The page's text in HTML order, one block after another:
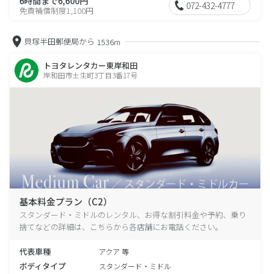
免責補償制度1,100円 072-432-4777
貝塚半田郵便局から 1536m
トヨタレンタカー東岸和田
岸和田市土生町3丁目3番17号
基本料金プラン（C2）
スタンダード・ミドルのレンタル、お得な割引料金や予約、乗り
捨てなどの詳細は、こちらから各店舗にお電話ください。
代表車種 アクア 等
ボディタイプ スタンダード・ミドル